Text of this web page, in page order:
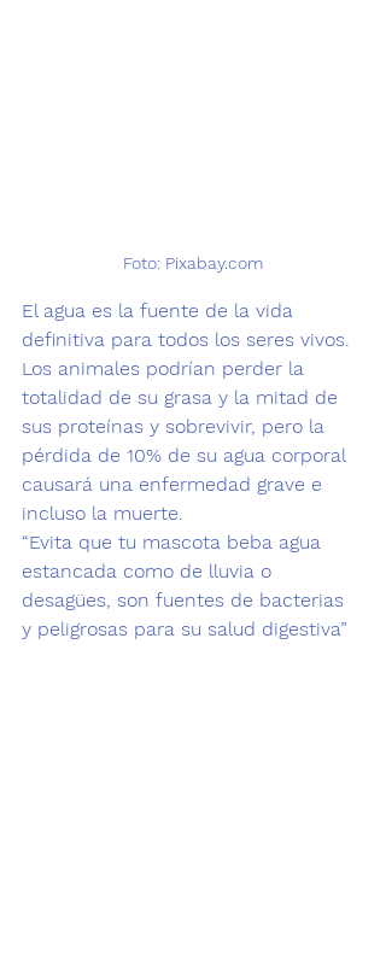
Foto: Pixabay.com
El agua es la fuente de la vida
definitiva para todos los seres vivos.
Los animales podrían perder la
totalidad de su grasa y la mitad de
sus proteínas y sobrevivir, pero la
pérdida de 10% de su agua corporal
causará una enfermedad grave e
incluso la muerte.
“Evita que tu mascota beba agua
estancada como de lluvia o
desagües, son fuentes de bacterias
y peligrosas para su salud digestiva”